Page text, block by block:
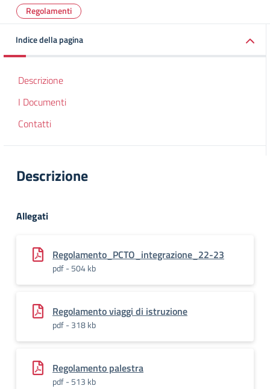
Regolamenti
Indice della pagina
Descrizione
I Documenti
Contatti
Descrizione
Allegati
Regolamento_PCTO_integrazione_22-23
pdf - 504 kb
Regolamento viaggi di istruzione
pdf - 318 kb
Regolamento palestra
pdf - 513 kb